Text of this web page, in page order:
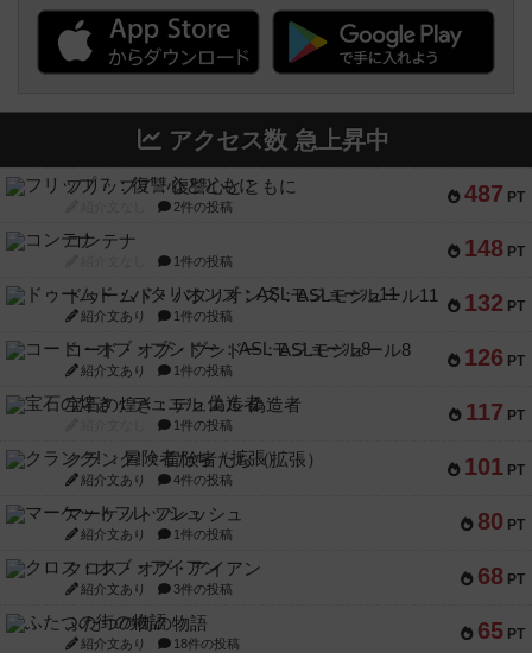
アクセス数 急上昇中
487 PT
フリップ７：復讐心とともに
2件の投稿
148 PT
コンテナ
1件の投稿
132 PT
ドゥームド・バタリオンズ：ASLモジュール11
紹介文あり 1件の投稿
126 PT
コード・オブ・ブシドー：ASLモジュール8
紹介文あり 1件の投稿
117 PT
宝石の煌き：デュエル 偽造者
1件の投稿
101 PT
クランク! ：冒険者たち（拡張）
紹介文あり 4件の投稿
80 PT
マーケットフレッシュ
紹介文あり 1件の投稿
68 PT
クロス・オブ・アイアン
紹介文あり 3件の投稿
65 PT
ふたつの街の物語
紹介文あり 18件の投稿